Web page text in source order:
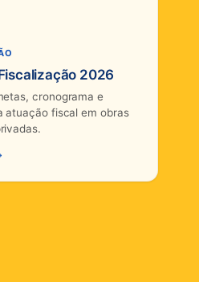
2026
cronograma e
atuação fiscal em obras